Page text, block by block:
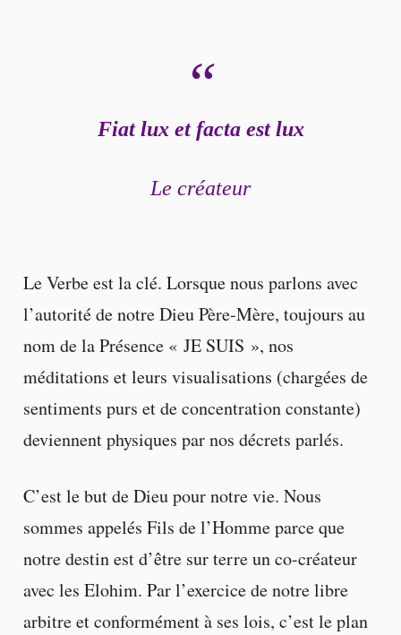
Fiat lux et facta est lux
Le créateur
Le Verbe est la clé. Lorsque nous parlons avec
l’autorité de notre Dieu Père-Mère, toujours au
nom de la Présence « JE SUIS », nos
méditations et leurs visualisations (chargées de
sentiments purs et de concentration constante)
deviennent physiques par nos décrets parlés.
C’est le but de Dieu pour notre vie. Nous
sommes appelés Fils de l’Homme parce que
notre destin est d’être sur terre un co-créateur
avec les Elohim. Par l’exercice de notre libre
arbitre et conformément à ses lois, c’est le plan